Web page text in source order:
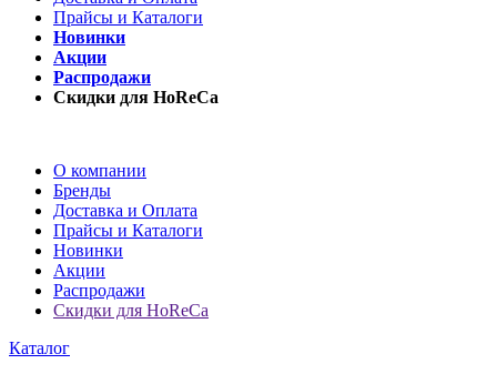
Прайсы и Каталоги
Новинки
Акции
Распродажи
Скидки для HoReCa
О компании
Бренды
Доставка и Оплата
Прайсы и Каталоги
Новинки
Акции
Распродажи
Скидки для HoReCa
Каталог